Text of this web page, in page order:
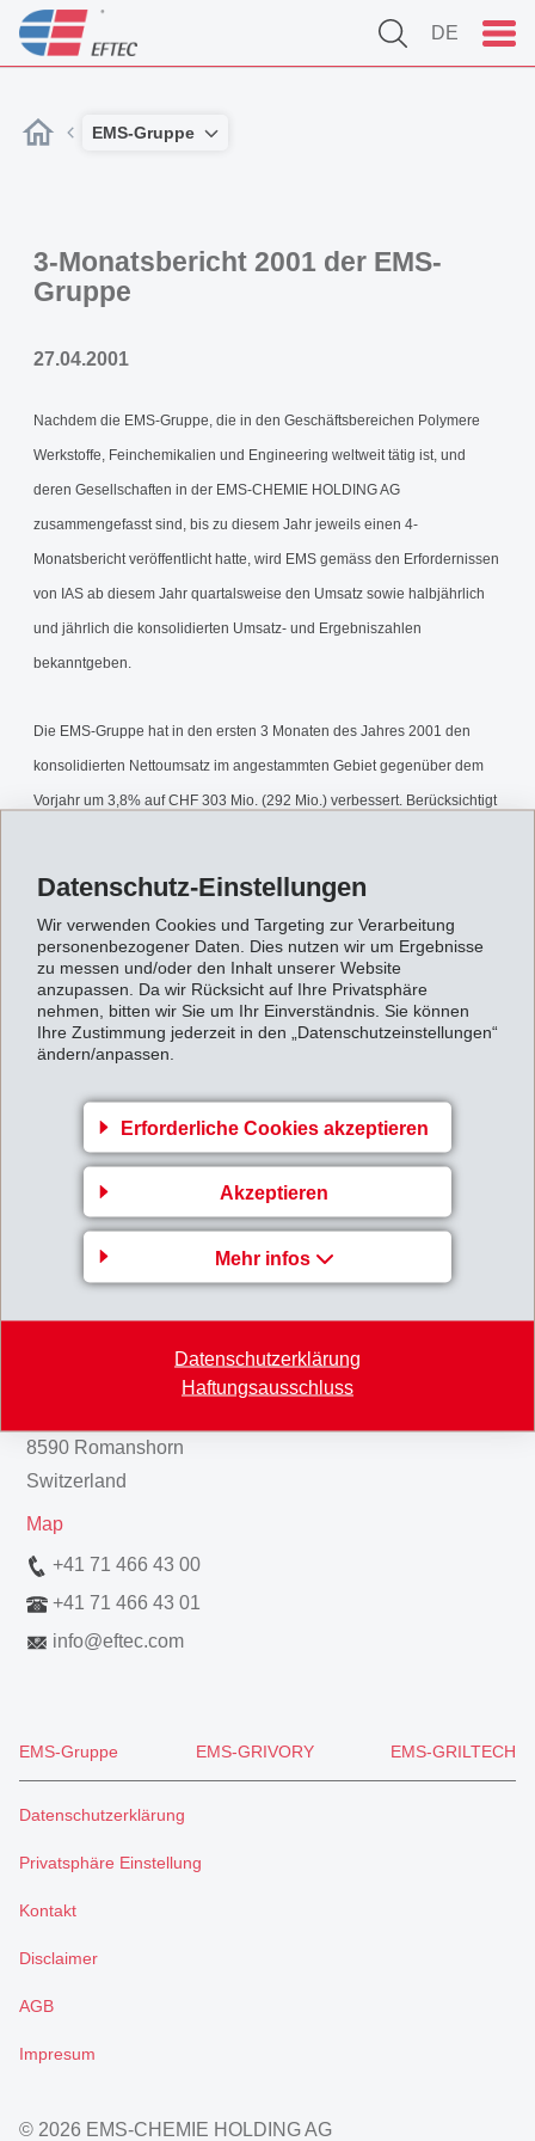
Datenschutz-Einstellungen
Wir verwenden Cookies und Targeting zur Verarbeitung
personenbezogener Daten. Dies nutzen wir um Ergebnisse
zu messen und/oder den Inhalt unserer Website
anzupassen. Da wir Rücksicht auf Ihre Privatsphäre
nehmen, bitten wir Sie um Ihr Einverständnis. Sie können
Ihre Zustimmung jederzeit in den „Datenschutzeinstellungen“
ändern/anpassen.
Erforderliche Cookies akzeptieren
Akzeptieren
Mehr infos
Datenschutzerklärung
Haftungsausschluss
DE
EMS-Gruppe
3-Monatsbericht 2001 der EMS-
Gruppe
27.04.2001
Nachdem die EMS-Gruppe, die in den Geschäftsbereichen Polymere
Werkstoffe, Feinchemikalien und Engineering weltweit tätig ist, und
deren Gesellschaften in der EMS-CHEMIE HOLDING AG
zusammengefasst sind, bis zu diesem Jahr jeweils einen 4-
Monatsbericht veröffentlicht hatte, wird EMS gemäss den Erfordernissen
von IAS ab diesem Jahr quartalsweise den Umsatz sowie halbjährlich
und jährlich die konsolidierten Umsatz- und Ergebniszahlen
bekanntgeben.
Die EMS-Gruppe hat in den ersten 3 Monaten des Jahres 2001 den
konsolidierten Nettoumsatz im angestammten Gebiet gegenüber dem
Vorjahr um 3,8% auf CHF 303 Mio. (292 Mio.) verbessert. Berücksichtigt
auch die Ergebnisentwicklung liegen im Rahmen der Erwartungen.
Für das gesamte Jahr 2001 erwartet EMS - vor allem infolge des
Erwerbs von Axantis - ein Umsatzwachstum im zweistelligen Bereich
und ein Betriebsergebnis (EBIT) auf Vorjahreshöhe.
3-Monatsbericht2001.pdf
8590 Romanshorn
Switzerland
Map
+41 71 466 43 00
+41 71 466 43 01
info@eftec.com
EMS-Gruppe EMS-GRIVORY EMS-GRILTECH
Datenschutzerklärung
Privatsphäre Einstellung
Kontakt
Disclaimer
AGB
Impresum
© 2026 EMS-CHEMIE HOLDING AG